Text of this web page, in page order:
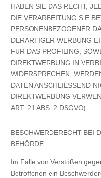
HABEN SIE DAS RECHT,
DIE VERARBEITUNG SIE
PERSONENBEZOGENER
DERARTIGER WERBUNG
FÜR DAS PROFILING,
DIREKTWERBUNG IN
WIDERSPRECHEN,
DATEN ANSCHLIESSEND
DIREKTWERBUNG
ART. 21 ABS. 2 DSGVO).
BESCHWERDE­RECHT BEI
BEHÖRDE
Im Falle von Verstößen
Betroffenen ein